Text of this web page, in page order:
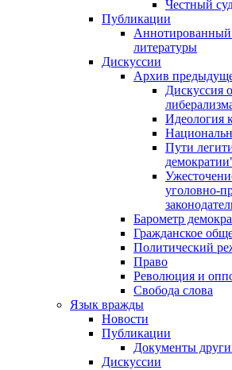
Честный
Публикации
Аннотированный
литературы
Дискуссии
Архив
Дискуссия
Идеология
Пути
уголовно-
Барометр
Гражданское
Политический
Право
Революция и
Свобода слова
Язык вражды
Новости
Публикации
Документы
Дискуссии